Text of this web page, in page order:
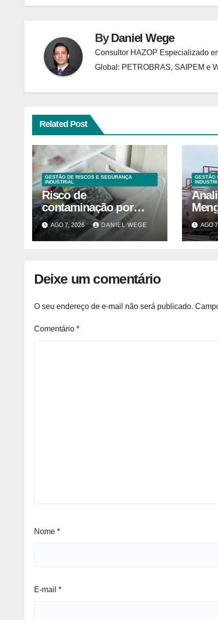
ByDaniel Wege
Consultor HAZOP Especializado
Global: PETROBRAS, SAIPEM e
Related Post
GESTÃO DE RISCOS E SEGURANÇA
INDUSTRIAL
Risco de
contaminação por
listeria suspende
venda de mirtilos em
fábricas da América do
AGO 7, 2026 DANIEL WEGE
GESTÃO
AGO
Deixe um comentário
O seu endereço de e-mail não será publicado.
Comentário *
Nome *
E-mail *